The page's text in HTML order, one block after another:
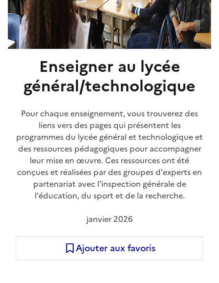
Enseigner au lycée
général/technologique
Pour chaque enseignement, vous trouverez des
liens vers des pages qui présentent les
programmes du lycée général et technologique et
des ressources pédagogiques pour accompagner
leur mise en œuvre. Ces ressources ont été
conçues et réalisées par des groupes d'experts en
partenariat avec l'inspection générale de
l'éducation, du sport et de la recherche.
janvier 2026
Ajouter aux favoris